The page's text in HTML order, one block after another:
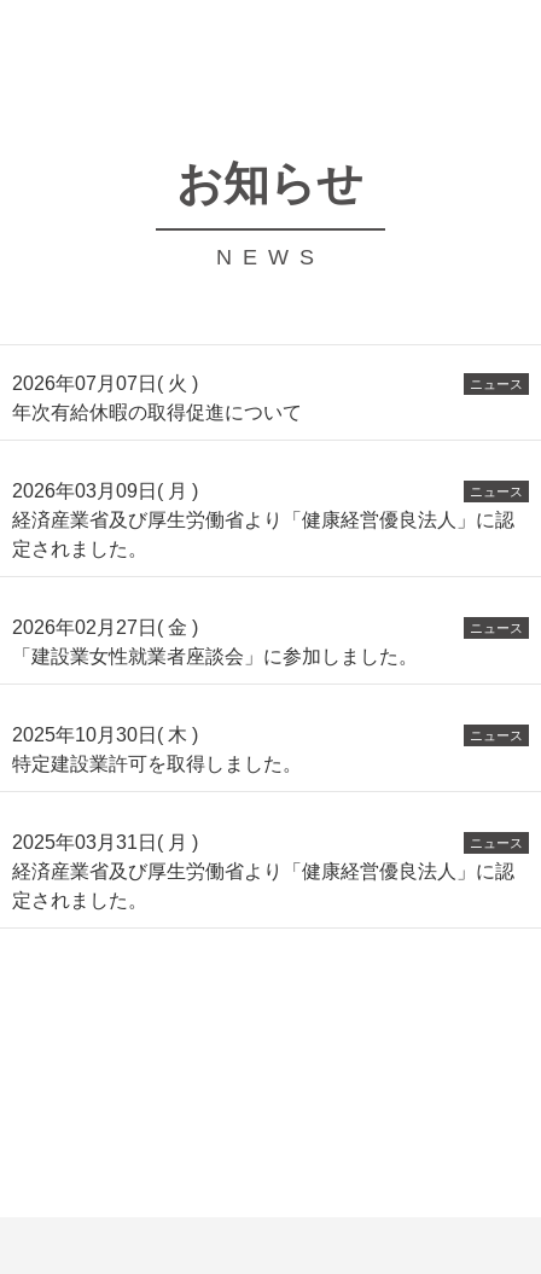
お知らせ
NEWS
2026年07月07日( 火 ) ニュース
年次有給休暇の取得促進について
2026年03月09日( 月 ) ニュース
経済産業省及び厚生労働省より「健康経営優良法人」に認
定されました。
2026年02月27日( 金 ) ニュース
「建設業女性就業者座談会」に参加しました。
2025年10月30日( 木 ) ニュース
特定建設業許可を取得しました。
2025年03月31日( 月 ) ニュース
経済産業省及び厚生労働省より「健康経営優良法人」に認
定されました。